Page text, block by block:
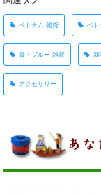
ベトナム 雑貨 ベト
青・ブルー 雑貨 新
アクセサリー